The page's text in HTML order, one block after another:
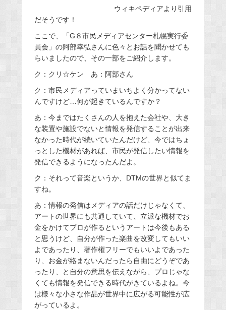
ウィキペディアより引用
だそうです！
ここで、「G８市民メディアセンター札幌実行委
員会」の阿部幸弘さんに色々とお話を聞かせても
らいましたので、その一部をご紹介します。
ク：クリ☆ケン あ：阿部さん
ク：市民メディアっていまいちよく分かってない
んですけど…何が起きているんですか？
あ：今まではたくさんの人を抱えた会社や、大き
な装置や施設でないと情報を発信することが出来
なかった時代が続いていたんだけど、今ではちょ
っとした機材があれば、市民が発信したい情報を
発信できるようになったんだよ。
ク：それって音楽というか、DTMの世界と似てま
すね。
あ：情報の発信はメディアの話だけじゃなくて、
アートの世界にも共通していて、立派な機材でお
金をかけてプロが作るというアートは今後もある
と思うけど、自分が作った楽曲を改変してもいい
よであったり、著作権フリーでもいいよであった
り、お金が絡まないんだったら自由にどうぞであ
ったり、と自分の意思を伝えながら、プロじゃな
くても情報を発信できる時代がきているよね。今
は様々な小さな作品が世界中に広がる可能性が広
がっているよ。